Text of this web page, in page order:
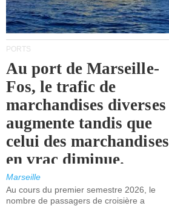
PORTS
Au port de Marseille-
Fos, le trafic de
marchandises diverses
augmente tandis que
celui des marchandises
en vrac diminue.
Marseille
Au cours du premier semestre 2026, le
nombre de passagers de croisière a